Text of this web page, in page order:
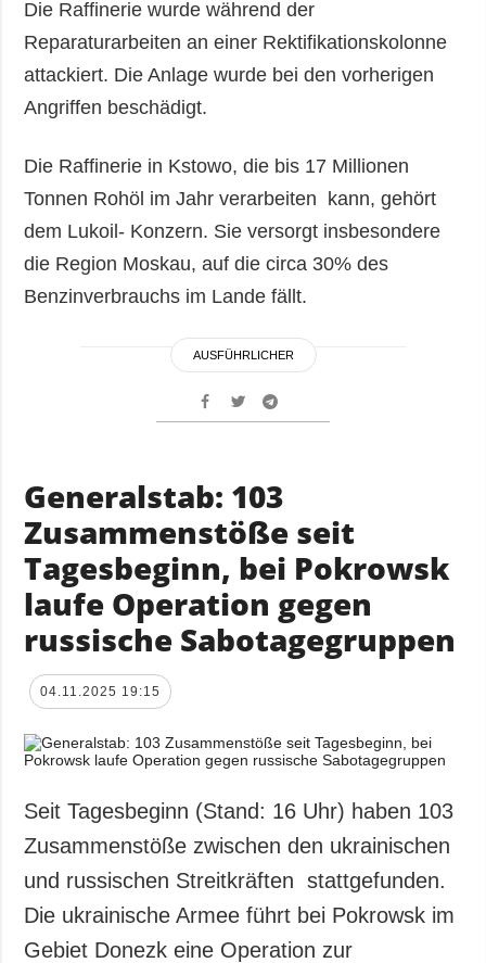
Die Raffinerie wurde während der
Reparaturarbeiten an einer Rektifikationskolonne
attackiert. Die Anlage wurde bei den vorherigen
Angriffen beschädigt.
Die Raffinerie in Kstowo, die bis 17 Millionen
Tonnen Rohöl im Jahr verarbeiten kann, gehört
dem Lukoil- Konzern. Sie versorgt insbesondere
die Region Moskau, auf die circa 30% des
Benzinverbrauchs im Lande fällt.
AUSFÜHRLICHER
Generalstab: 103
Zusammenstöße seit
Tagesbeginn, bei Pokrowsk
laufe Operation gegen
russische Sabotagegruppen
04.11.2025 19:15
Seit Tagesbeginn (Stand: 16 Uhr) haben 103
Zusammenstöße zwischen den ukrainischen
und russischen Streitkräften stattgefunden.
Die ukrainische Armee führt bei Pokrowsk im
Gebiet Donezk eine Operation zur